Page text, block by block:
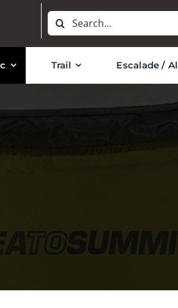
Rechercher:
Trail Escalade /